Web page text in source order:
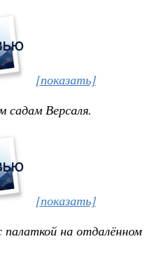
[показать]
садам Версаля.
[показать]
на отдалённом